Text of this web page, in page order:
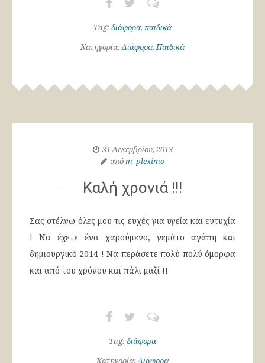
Tag: διάφορα, παιδικά
Κατηγορία:Διάφορα,Παιδικά
31 Δεκεμβρίου, 2013
απόm_pleximo
Καλή χρονιά !!!
Σας στέλνω όλες μου τις ευχές για υγεία και ευτυχία
! Να έχετε ένα χαρούμενο, γεμάτο αγάπη και
δημιουργικό 2014 ! Να περάσετε πολύ πολύ όμορφα
και από του χρόνου και πάλι μαζί !!
Tag: διάφορα
Κατηγορία:Διάφορα